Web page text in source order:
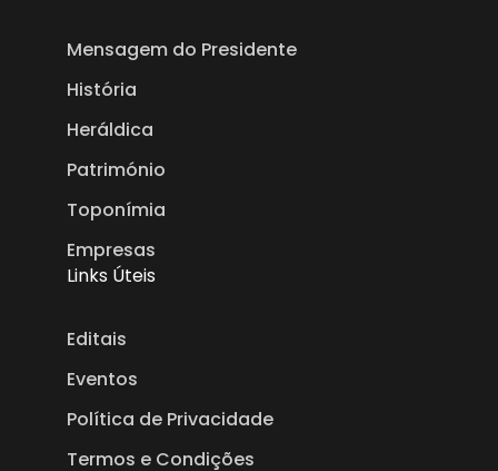
Mensagem do Presidente
História
Heráldica
Património
Toponímia
Empresas
Links Úteis
Editais
Eventos
Política de Privacidade
Termos e Condições